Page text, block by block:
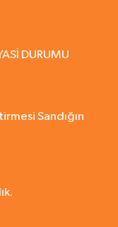
DURUMU
Sandığın